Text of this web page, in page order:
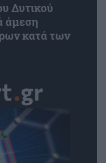
Δυτικού
άμεση
κατά των